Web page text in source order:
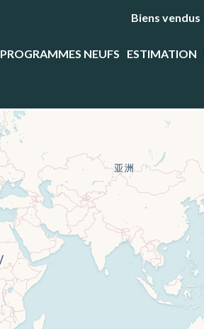
Biens vendus
PROGRAMMES NEUFS ESTIMATION